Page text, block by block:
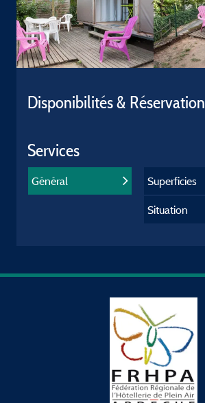
Disponibilités & Réservation
Services
Général Superficies
Situation